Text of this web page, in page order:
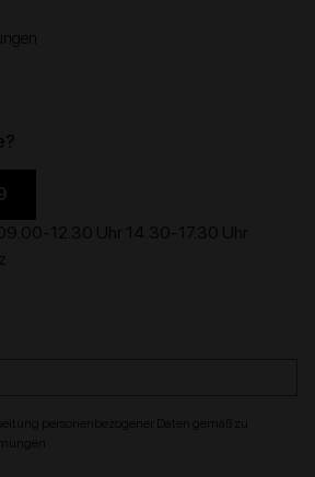
personenbezogener Daten gemäß zu